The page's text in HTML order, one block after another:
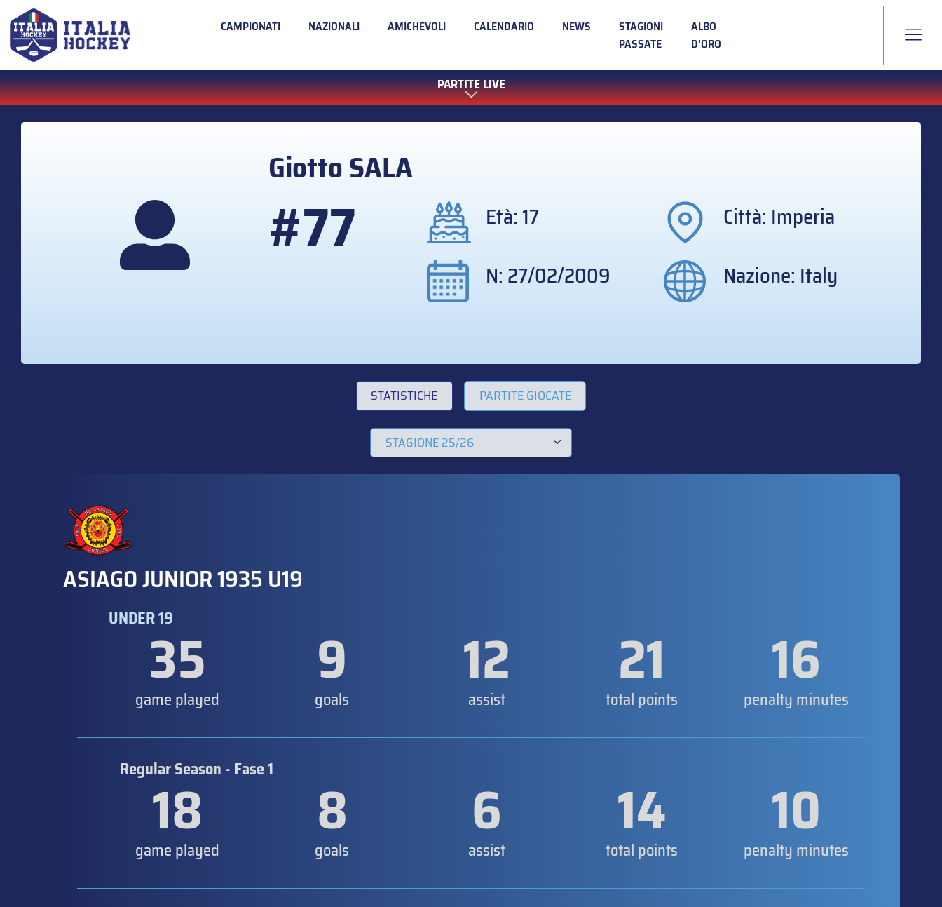
CAMPIONATI NAZIONALI AMICHEVOLI CALENDARIO NEWS
STAGIONI
PASSATE
ALBO
D’ORO
PARTITE LIVE
GiottoSALA
#77 Età: 17
Città: Imperia
N: 27/02/2009
Nazione: Italy
STATISTICHE PARTITE GIOCATE
ASIAGO JUNIOR 1935 U19
UNDER 1935
game played 9
goals 12
assist 21
total points 16
penalty minutes
Regular Season - Fase 1
18
game played 8
goals 6
assist 14
total points 10
penalty minutes